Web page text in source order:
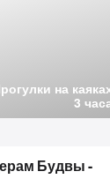
на
3
Будвы -